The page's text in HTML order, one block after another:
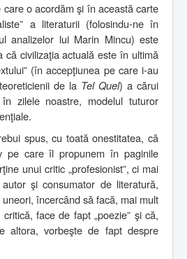
care o acordăm şi în această carte
a literaturii (folosindu-ne în
analizelor lui Marin Mincu) este
că civilizaţia actuală este în ultimă
(în accepţiunea pe care i-au
de la Tel Quel) a cărui
zilele noastre, modelul tuturor
spus, cu toată onestitatea, că
pe care îl propunem în paginile
unui critic „profesionist”, ci mai
şi consumator de literatură,
încercând să facă, mai mult
face de fapt „poezie” şi că,
altora, vorbeşte de fapt despre